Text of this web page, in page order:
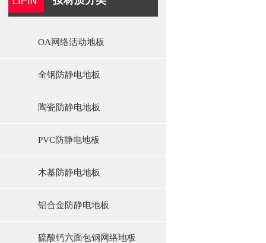
OA网络活动地板
全钢防静电地板
陶瓷防静电地板
PVC防静电地板
木基防静电地板
铝合金防静电地板
硫酸钙六面包钢网络地板